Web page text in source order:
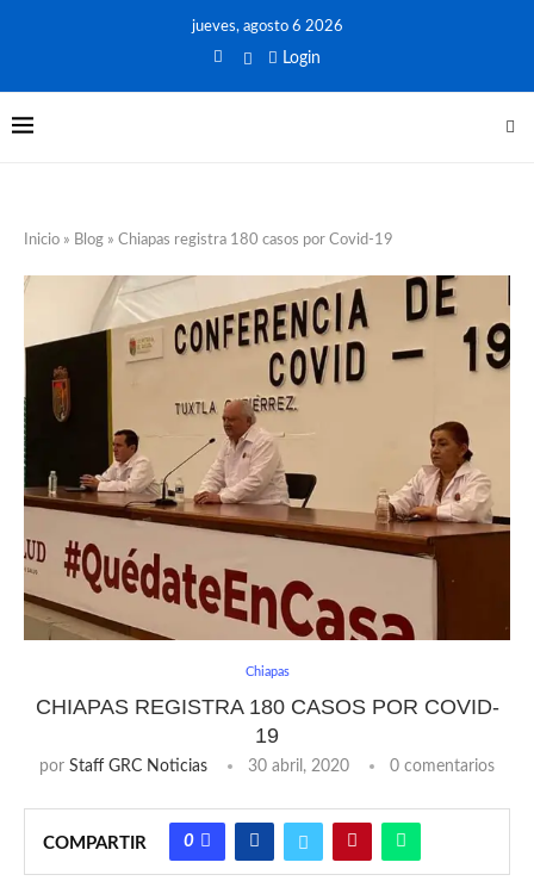
jueves, agosto 6 2026
Login
Inicio » Blog » Chiapas registra 180 casos por Covid-19
Chiapas
CHIAPAS REGISTRA 180 CASOS POR COVID-
19
por Staff GRC Noticias 30 abril, 2020 0 comentarios
COMPARTIR 0